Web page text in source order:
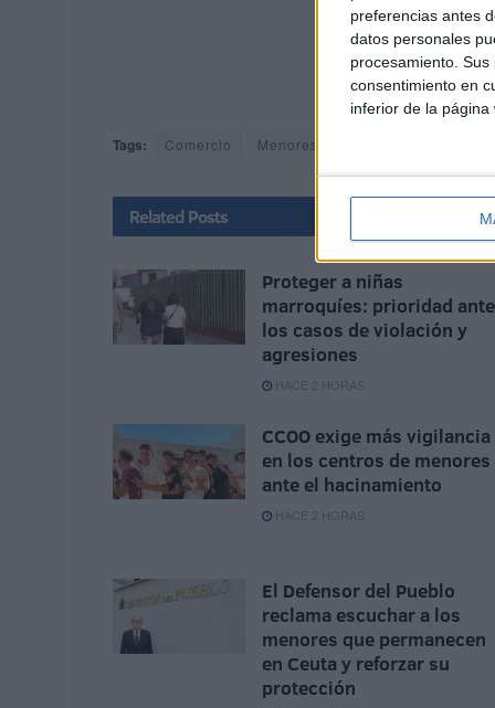
preferencias antes
datos personales
procesamiento.
consentimiento en
inferior de la página
Tags: Comercio Menores Extranjeros No
Related Posts
Proteger a niñas
marroquíes: prioridad ante
los casos de violación y
agresiones
HACE 2 HORAS
CCOO exige más vigilancia
en los centros de menores
ante el hacinamiento
HACE 2 HORAS
El Defensor del Pueblo
reclama escuchar a los
menores que permanecen
en Ceuta y reforzar su
protección